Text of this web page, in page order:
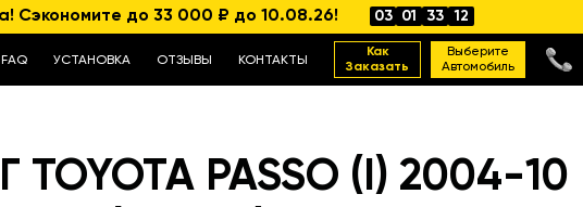
Сэкономите до 33 000 ₽ до 10.08.26! 03 01 33 11
FAQ УСТАНОВКА ОТЗЫВЫ КОНТАКТЫ
Как
Заказать
Выберите
Автомобиль
PASSO (I) 2004-10